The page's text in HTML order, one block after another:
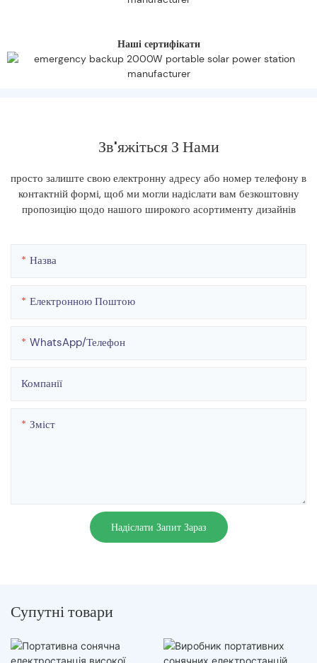
Наші сертифікати
Зв'яжіться З Нами
просто залиште свою електронну адресу або номер телефону в
контактній формі, щоб ми могли надіслати вам безкоштовну
пропозицію щодо нашого широкого асортименту дизайнів
Назва
Електронною Поштою
WhatsApp/телефон
Компанії
Зміст
Надіслати Запит Зараз
Супутні товари